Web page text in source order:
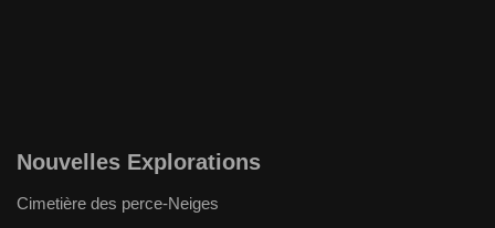
Nouvelles Explorations
Cimetière des perce-Neiges